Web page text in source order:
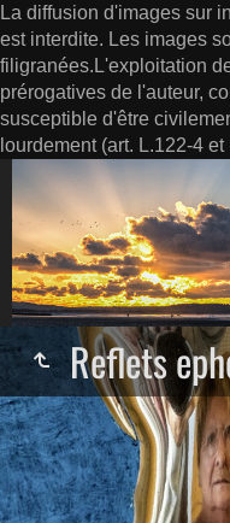
La diffusion d'images sur
est interdite. Les images
filigranées.L'exploitation
prérogatives de l'auteur,
susceptible d'être
lourdement (art. L.122-4
Reflets